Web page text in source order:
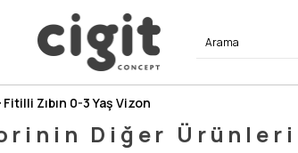
Fitilli Zıbın 0-3 Yaş Vizon
Diğer Ürünleri